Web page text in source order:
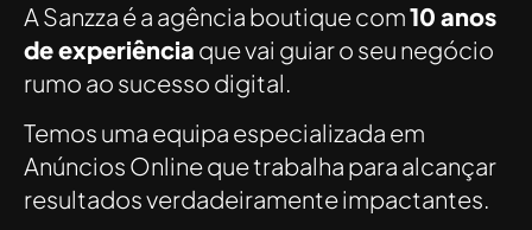
A Sanzza é a agência boutique com10 anos
de experiência que vai guiar o seu negócio
rumo ao sucesso digital.
Temos uma equipa especializada em
Anúncios Online que trabalha para alcançar
resultados verdadeiramente impactantes.